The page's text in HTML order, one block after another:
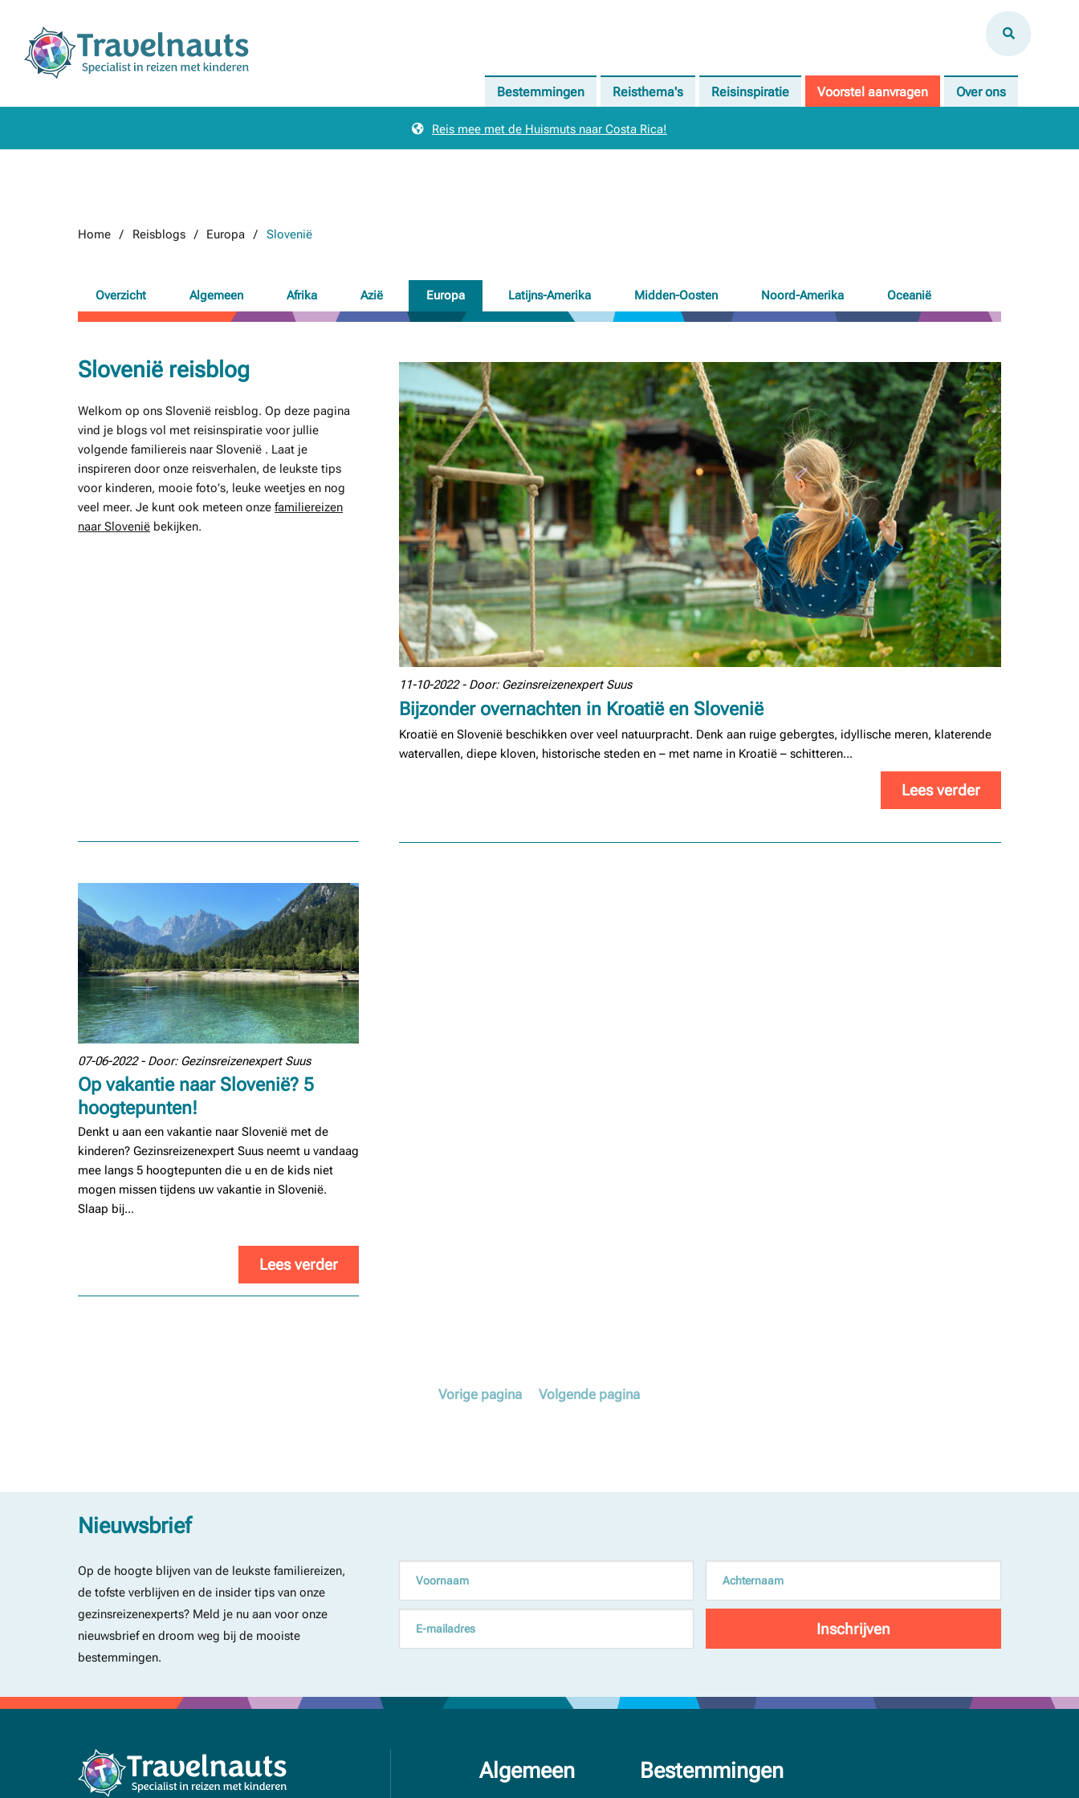
Bestemmingen Reisthema's Reisinspiratie Voorstel aanvragen Over ons
Reis mee met de Huismuts naar Costa Rica!
Home Reisblogs Europa Slovenië
Overzicht Algemeen Afrika Azië Europa Latijns-Amerika Midden-Oosten Noord-Amerika Oceanië
Slovenië reisblog
Welkom op ons Slovenië reisblog. Op deze pagina
vind je blogs vol met reisinspiratie voor jullie
volgende familiereis naar Slovenië . Laat je
inspireren door onze reisverhalen, de leukste tips
voor kinderen, mooie foto’s, leuke weetjes en nog
veel meer. Je kunt ook meteen onze familiereizen
naar Slovenië bekijken.
11-10-2022 - Door: Gezinsreizenexpert Suus
Bijzonder overnachten in Kroatië en Slovenië
Kroatië en Slovenië beschikken over veel natuurpracht. Denk aan ruige gebergtes, idyllische meren, klaterende
watervallen, diepe kloven, historische steden en – met name in Kroatië – schitteren...
Lees verder
07-06-2022 - Door: Gezinsreizenexpert Suus
Op vakantie naar Slovenië? 5
hoogtepunten!
Denkt u aan een vakantie naar Slovenië met de
kinderen? Gezinsreizenexpert Suus neemt u vandaag
mee langs 5 hoogtepunten die u en de kids niet
mogen missen tijdens uw vakantie in Slovenië.
Slaap bij...
Lees verder
Vorige pagina Volgende pagina
Nieuwsbrief
Op de hoogte blijven van de leukste familiereizen,
de tofste verblijven en de insider tips van onze
gezinsreizenexperts? Meld je nu aan voor onze
nieuwsbrief en droom weg bij de mooiste
bestemmingen.
Algemeen Bestemmingen